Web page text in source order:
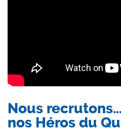
Nous
nos Héros du